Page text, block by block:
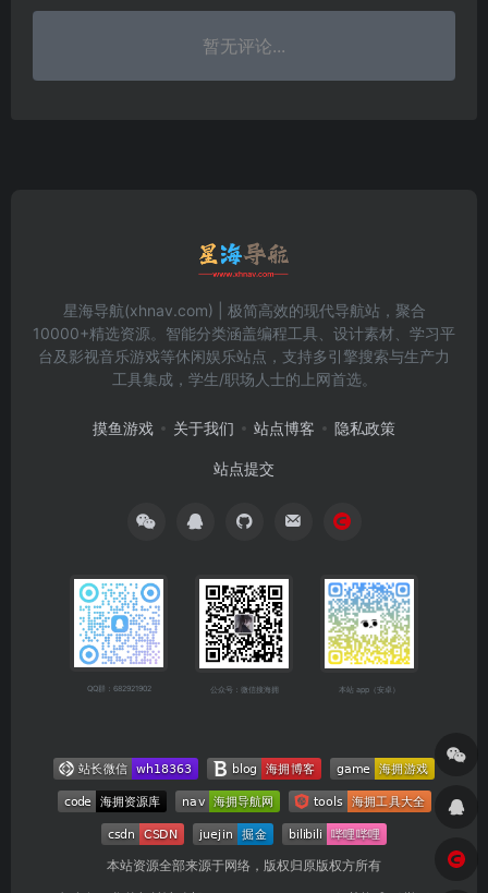
暂无评论...
星海导航(xhnav.com) | 极简高效的现代导航站，聚合
10000+精选资源。智能分类涵盖编程工具、设计素材、学习平
台及影视音乐游戏等休闲娱乐站点，支持多引擎搜索与生产力
工具集成，学生/职场人士的上网首选。
摸鱼游戏 关于我们 站点博客 隐私政策
站点提交
QQ群：682921902 公众号：微信搜海拥 本站 app（安卓）
本站资源全部来源于网络，版权归原版权方所有